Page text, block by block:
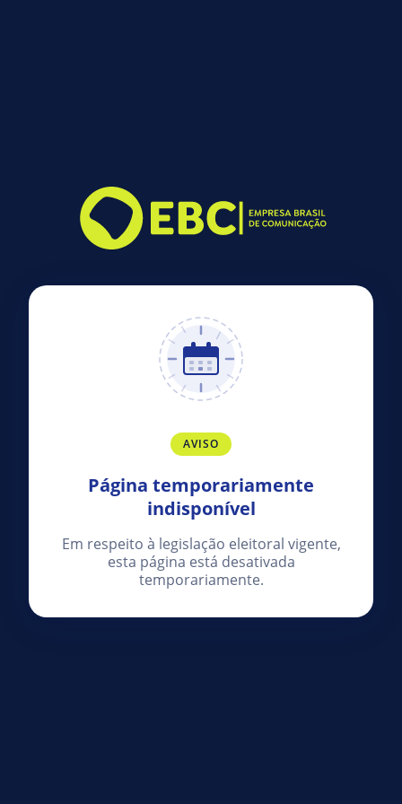
AVISO
Página temporariamente
indisponível
Em respeito à legislação eleitoral vigente,
esta página está desativada
temporariamente.